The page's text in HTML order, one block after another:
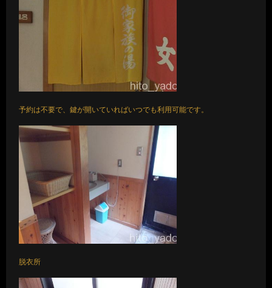
予約は不要で、鍵が開いていればいつでも利用可能です。
脱衣所